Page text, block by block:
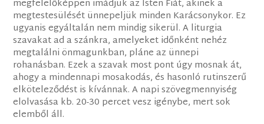
megfelelőképpen imádjuk az Isten Fiát, akinek a
megtestesülését ünnepeljük minden Karácsonykor. Ez
ugyanis egyáltalán nem mindig sikerül. A liturgia
szavakat ad a szánkra, amelyeket időnként nehéz
megtalálni önmagunkban, pláne az ünnepi
rohanásban. Ezek a szavak most pont úgy mosnak át,
ahogy a mindennapi mosakodás, és hasonló rutinszerű
elköteleződést is kívánnak. A napi szövegmennyiség
elolvasása kb. 20-30 percet vesz igénybe, mert sok
elemből áll.